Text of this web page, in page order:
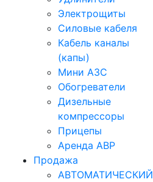
Электрощиты
Силовые кабеля
Кабель каналы
(капы)
Мини АЗС
Обогреватели
Дизельные
компрессоры
Прицепы
Аренда АВР
Продажа
АВТОМАТИЧЕСКИЙ